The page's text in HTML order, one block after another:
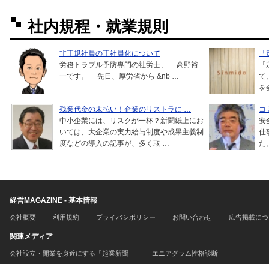
社内規程・就業規則
非正規社員の正社員化について
労務トラブル予防専門の社労士、 高野裕
一です。 先日、厚労省から &nb …
て
を
残業代金の未払い！企業のリストラに …
中小企業には、リスクが一杯？新聞紙上にお
いては、大企業の実力給与制度や成果主義制
度などの導入の記事が、多く取 …
コ
安
仕
た
経営MAGAZINE - 基本情報
会社概要 利用規約 プライバシポリシー お問い合わせ 広告掲載に
関連メディア
会社設立・開業を身近にする「起業新聞」 エニアグラム性格診断